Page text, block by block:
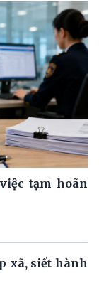
tạm hoãn
xã, siết hành